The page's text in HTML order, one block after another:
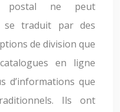
postal ne peut
se traduit par des
de division que
en ligne
d’informations que
Ils ont